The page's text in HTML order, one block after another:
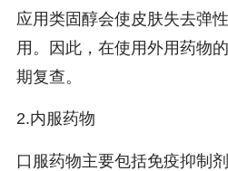
应用类固醇会使皮肤失去弹
用。因此，在使用外用药物
期复查。
2.内服药物
口服药物主要包括免疫抑制